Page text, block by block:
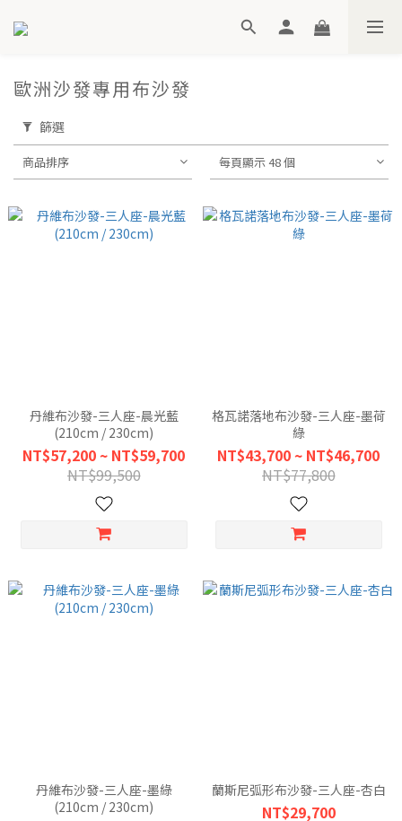
歐洲沙發專用布沙發
篩選
商品排序 每頁顯示 48 個
丹維布沙發-三人座-晨光藍
(210cm / 230cm)
NT$57,200 ~ NT$59,700
NT$99,500
格瓦諾落地布沙發-三人座-墨荷
綠
NT$43,700 ~ NT$46,700
NT$77,800
丹維布沙發-三人座-墨綠
(210cm / 230cm)
蘭斯尼弧形布沙發-三人座-杏白
NT$29,700